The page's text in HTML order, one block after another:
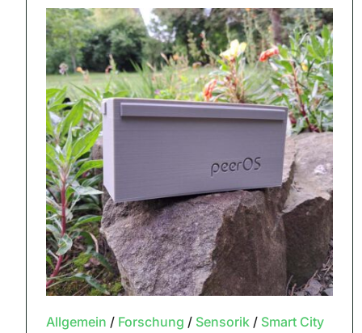
Allgemein / Forschung / Sensorik/ Smart City